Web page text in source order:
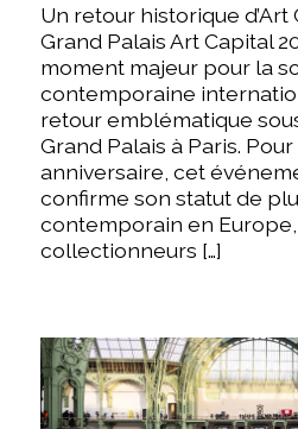
Un retour historique d’Art
Grand Palais Art Capital
moment majeur pour la
contemporaine
retour emblématique
Grand Palais à Paris.
anniversaire, cet
confirme son statut de
contemporain en
collectionneurs […]